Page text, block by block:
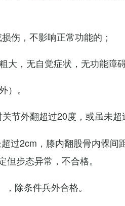
伤，不影响正常功能的；
大，无自觉症状，无功能障
）。
节外翻超过20度，或虽未超
过2cm，膝内翻股骨内髁
步态异常，不合格。
除条件兵外合格。